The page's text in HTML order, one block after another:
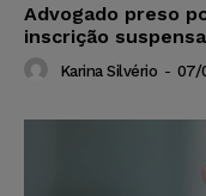
Advogado preso
inscrição
Karina Silvério - 07/